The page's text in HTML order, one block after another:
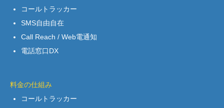
コールトラッカー
SMS自由自在
Call Reach / Web電通知
電話窓口DX
料金の仕組み
コールトラッカー